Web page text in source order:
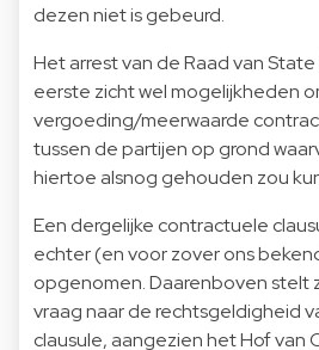
dezen niet is gebeurd.
Het arrest van de Raad van
eerste zicht wel mogelijkheden
vergoeding/meerwaarde
tussen de partijen op grond
hiertoe alsnog gehouden zou
Een dergelijke contractuele
echter (en voor zover ons
opgenomen. Daarenboven stelt
vraag naar de rechtsgeldigheid
clausule, aangezien het Hof van